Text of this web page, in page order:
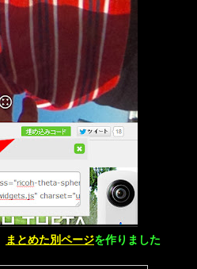
まとめた別ページを作りました